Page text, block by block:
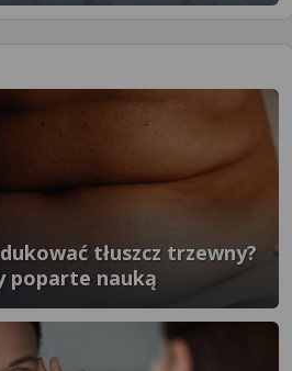
tłuszcz trzewny?
poparte nauką